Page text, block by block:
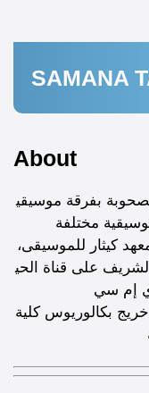
SAMANA
About
إيقاعية تأسست عام 2015 مصحوبة بفرقة موسيقي
مختلفة
كيثار للموسيقى،
مثل: 4 شارع الشريف على قناة الحي
بكالوريوس كلية